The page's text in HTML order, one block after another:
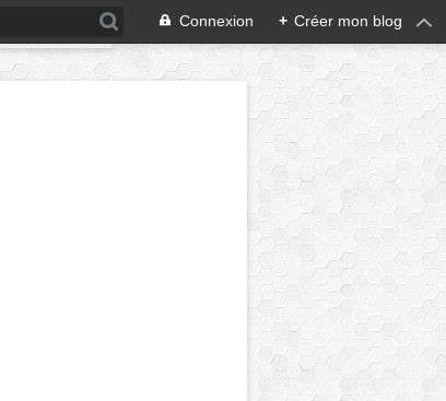
Connexion + Créer mon blog